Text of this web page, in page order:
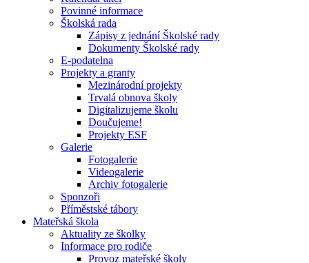
Povinné informace
Školská rada
Zápisy z jednání Školské rady
Dokumenty Školské rady
E-podatelna
Projekty a granty
Mezinárodní projekty
Trvalá obnova školy
Digitalizujeme školu
Doučujeme!
Projekty ESF
Galerie
Fotogalerie
Videogalerie
Archiv fotogalerie
Sponzoři
Příměstské tábory
Mateřská škola
Aktuality ze školky
Informace pro rodiče
Provoz mateřské školy